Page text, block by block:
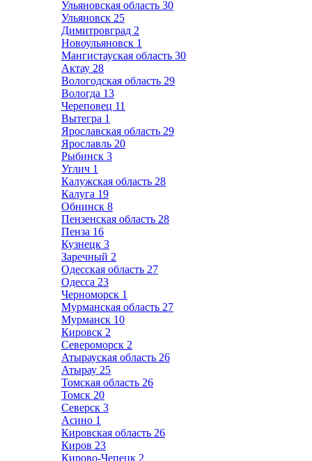
Ульяновская область 30
Ульяновск 25
Димитровград 2
Новоульяновск 1
Мангистауская область 30
Актау 28
Вологодская область 29
Вологда 13
Череповец 11
Вытегра 1
Ярославская область 29
Ярославль 20
Рыбинск 3
Углич 1
Калужская область 28
Калуга 19
Обнинск 8
Пензенская область 28
Пенза 16
Кузнецк 3
Заречный 2
Одесская область 27
Одесса 23
Черноморск 1
Мурманская область 27
Мурманск 10
Кировск 2
Североморск 2
Атырауская область 26
Атырау 25
Томская область 26
Томск 20
Северск 3
Асино 1
Кировская область 26
Киров 23
Кирово-Чепецк 2